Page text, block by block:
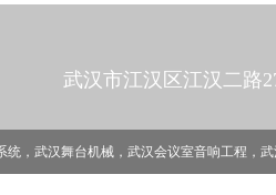
武汉市江汉区江汉二路
，武汉舞台机械，武汉会议室音响工程，